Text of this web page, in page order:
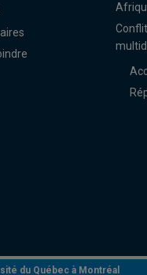
du Québec à Montréal